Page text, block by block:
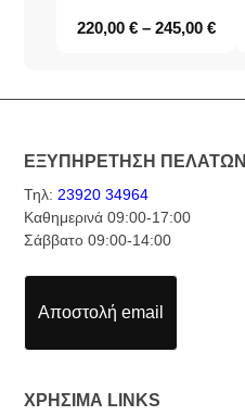
220,00€ – 245,00€
ΕΞΥΠΗΡΕΤΗΣΗ ΠΕΛΑΤΩΝ
Τηλ: 23920 34964
Καθημερινά 09:00-17:00
Σάββατο 09:00-14:00
Αποστολή email
ΧΡΗΣΙΜΑ LINKS